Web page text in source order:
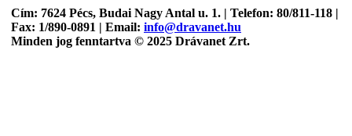
Cím: 7624 Pécs, Budai Nagy Antal u. 1. | Telefon: 80/811-118 |
Fax: 1/890-0891 | Email: info@dravanet.hu
Minden jog fenntartva © 2025 Drávanet Zrt.